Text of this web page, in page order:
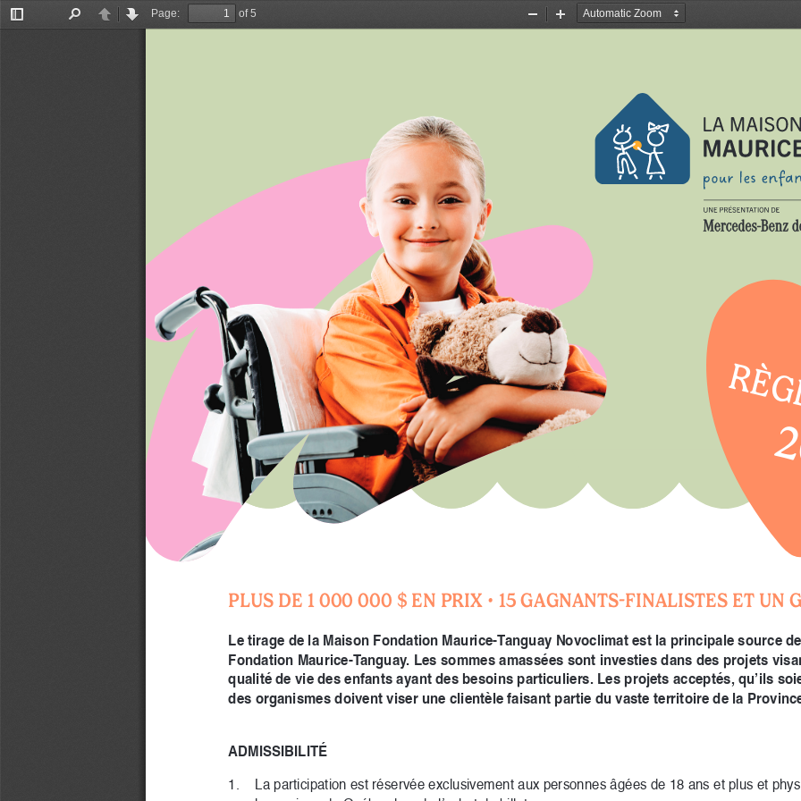
Toggle
PreviousNext
Page:
of 5
Zoom
Zoom
PLUS DE 1 000 000 $ EN PRIX • 15 GAGNANTS-FINALISTES ET UN
Le tirage de la Maison Fondation Maurice-Tanguay Novoclimat est la principale source
Fondation Maurice-Tanguay. Les sommes amassées sont investies dans des projets
qualité de vie des enfants ayant des besoins particuliers. Les projets acceptés, qu’ils
des organismes doivent viser une clientèle faisant partie du vaste territoire de la
ADMISSIBILITÉ
1.
La participation est réservée exclusivement aux personnes âgées de 18 ans et plus et